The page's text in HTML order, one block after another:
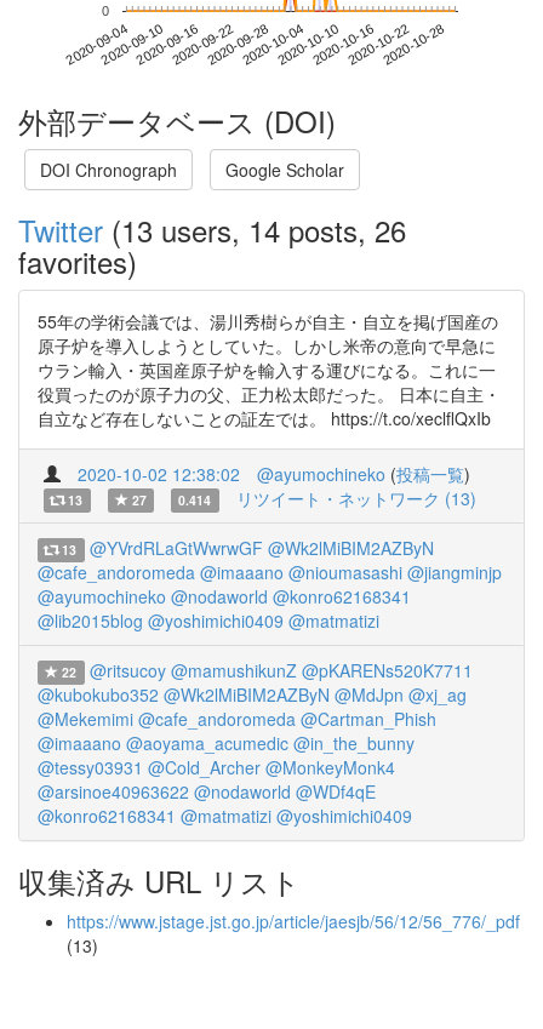
2020-09-042020-09-102020-09-162020-09-222020-09-282020-10-042020-10-102020-10-162020-10-222020-10-28
0
外部データベース (DOI)
DOI Chronograph Google Scholar
Twitter (13 users, 14 posts, 26
favorites)
55年の学術会議では、湯川秀樹らが自主・自立を掲げ国産の
原子炉を導入しようとしていた。しかし米帝の意向で早急に
ウラン輸入・英国産原子炉を輸入する運びになる。これに一
役買ったのが原子力の父、正力松太郎だった。 日本に自主・
自立など存在しないことの証左では。 https://t.co/xeclflQxIb
2020-10-02 12:38:02 @ayumochineko (投稿一覧)
13 27 0.414 リツイート・ネットワーク (13)
13 @YVrdRLaGtWwrwGF @Wk2lMiBIM2AZByN
@cafe_andoromeda @imaaano @nioumasashi @jiangminjp
@ayumochineko @nodaworld @konro62168341
@lib2015blog @yoshimichi0409 @matmatizi
22 @ritsucoy @mamushikunZ @pKARENs520K7711
@kubokubo352 @Wk2lMiBIM2AZByN @MdJpn @xj_ag
@Mekemimi @cafe_andoromeda @Cartman_Phish
@imaaano @aoyama_acumedic @in_the_bunny
@tessy03931 @Cold_Archer @MonkeyMonk4
@arsinoe40963622 @nodaworld @WDf4qE
@konro62168341 @matmatizi @yoshimichi0409
収集済み URL リスト
https://www.jstage.jst.go.jp/article/jaesjb/56/12/56_776/_pdf
(13)